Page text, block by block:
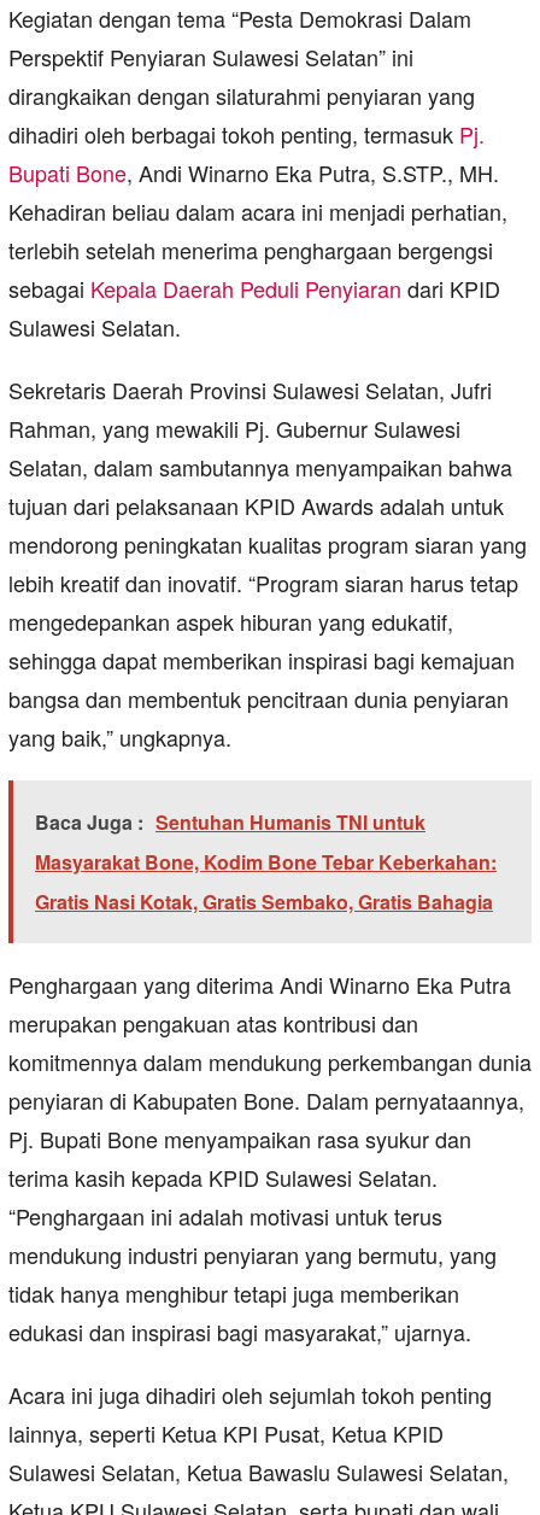
Kegiatan dengan tema “Pesta Demokrasi Dalam
Perspektif Penyiaran Sulawesi Selatan” ini
dirangkaikan dengan silaturahmi penyiaran yang
dihadiri oleh berbagai tokoh penting, termasuk Pj.
Bupati Bone, Andi Winarno Eka Putra, S.STP., MH.
Kehadiran beliau dalam acara ini menjadi perhatian,
terlebih setelah menerima penghargaan bergengsi
sebagai Kepala Daerah Peduli Penyiaran dari KPID
Sulawesi Selatan.
Sekretaris Daerah Provinsi Sulawesi Selatan, Jufri
Rahman, yang mewakili Pj. Gubernur Sulawesi
Selatan, dalam sambutannya menyampaikan bahwa
tujuan dari pelaksanaan KPID Awards adalah untuk
mendorong peningkatan kualitas program siaran yang
lebih kreatif dan inovatif. “Program siaran harus tetap
mengedepankan aspek hiburan yang edukatif,
sehingga dapat memberikan inspirasi bagi kemajuan
bangsa dan membentuk pencitraan dunia penyiaran
yang baik,” ungkapnya.
Baca Juga : Sentuhan Humanis TNI untuk
Masyarakat Bone, Kodim Bone Tebar Keberkahan:
Gratis Nasi Kotak, Gratis Sembako, Gratis Bahagia
Penghargaan yang diterima Andi Winarno Eka Putra
merupakan pengakuan atas kontribusi dan
komitmennya dalam mendukung perkembangan dunia
penyiaran di Kabupaten Bone. Dalam pernyataannya,
Pj. Bupati Bone menyampaikan rasa syukur dan
terima kasih kepada KPID Sulawesi Selatan.
“Penghargaan ini adalah motivasi untuk terus
mendukung industri penyiaran yang bermutu, yang
tidak hanya menghibur tetapi juga memberikan
edukasi dan inspirasi bagi masyarakat,” ujarnya.
Acara ini juga dihadiri oleh sejumlah tokoh penting
lainnya, seperti Ketua KPI Pusat, Ketua KPID
Sulawesi Selatan, Ketua Bawaslu Sulawesi Selatan,